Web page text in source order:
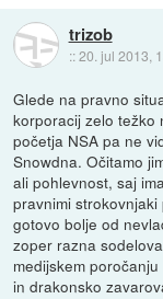
trizob
::20. jul 2013,
Glede na pravno
korporacij zelo težko
početja NSA pa ne
Snowdna. Očitamo
ali pohlevnost, saj
pravnimi
gotovo bolje od
zoper razna
medijskem
in drakonsko